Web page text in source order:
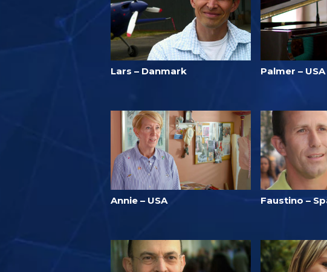
Lars – Danmark Palmer – USA
Annie – USA Faustino –